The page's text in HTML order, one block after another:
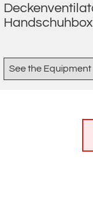
Handschuhbox
See the Equipment